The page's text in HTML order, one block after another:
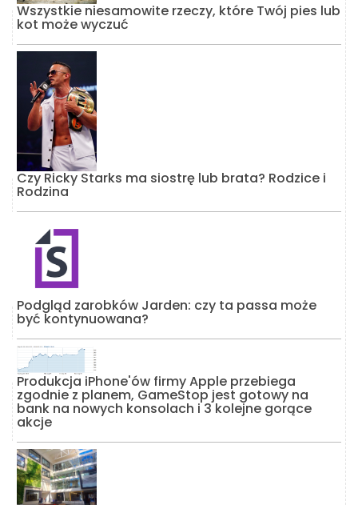
Wszystkie niesamowite rzeczy, które Twój pies lub
kot może wyczuć
Czy Ricky Starks ma siostrę lub brata? Rodzice i
Rodzina
Podgląd zarobków Jarden: czy ta passa może
być kontynuowana?
Produkcja iPhone'ów firmy Apple przebiega
zgodnie z planem, GameStop jest gotowy na
bank na nowych konsolach i 3 kolejne gorące
akcje